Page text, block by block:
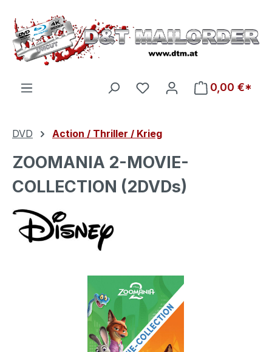
Zum Hauptinhalt springen
Du hast 0 Produkte auf
0,00 €*
DVD Action / Thriller / Krieg
ZOOMANIA 2-MOVIE-
COLLECTION (2DVDs)
Bildergalerie überspringen